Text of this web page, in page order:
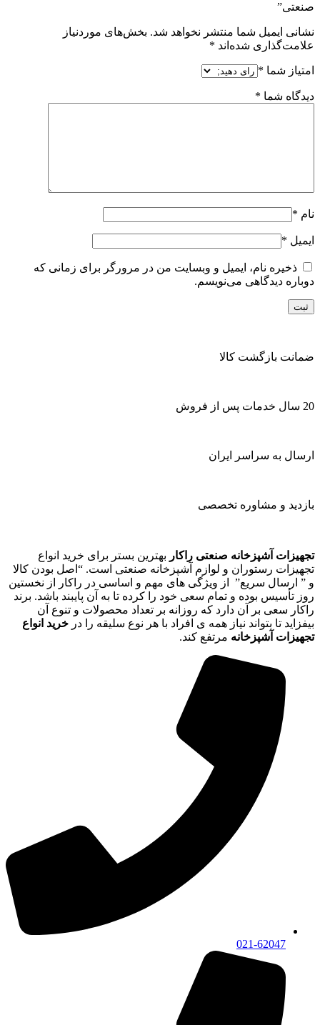
صنعتی”
نشانی ایمیل شما منتشر نخواهد شد. بخش‌های موردنیاز
علامت‌گذاری شده‌اند *
امتیاز شما *
دیدگاه شما *
نام *
ایمیل *
ذخیره نام، ایمیل و وبسایت من در مرورگر برای زمانی که
دوباره دیدگاهی می‌نویسم.
ضمانت بازگشت کالا
20 سال خدمات پس از فروش
ارسال به سراسر ایران
بازدید و مشاوره تخصصی
تجهیزات آشپزخانه صنعتی راکار بهترین بستر برای خرید انواع
تجهیزات رستوران و لوازم آشپزخانه صنعتی است. “اصل بودن کالا
و ” ارسال سریع” از ویژگی های مهم و اساسی در راکار از نخستین
روز تأسیس بوده و تمام سعی خود را کرده تا به آن پایبند باشد. برند
راکار سعی بر آن دارد که روزانه بر تعداد محصولات و تنوع آن
بیفزاید تا بتواند نیاز همه ی افراد با هر نوع سلیقه را در خرید انواع
تجهیزات آشپزخانه مرتفع کند.
021-62047